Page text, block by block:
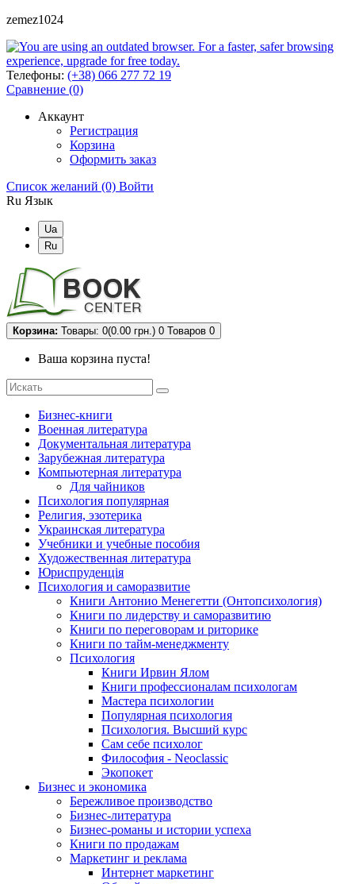
zemez1024
Телефоны: (+38) 066 277 72 19
Сравнение (0)
Аккаунт
Регистрация
Корзина
Оформить заказ
Список желаний (0) Войти
Ru Язык
Ua
Ru
Корзина: Товары: 0(0.00 грн.) 0 Товаров 0
Ваша корзина пуста!
Бизнес-книги
Военная литература
Документальная литература
Зарубежная литература
Компьютерная литература
Для чайников
Психология популярная
Религия, эзотерика
Украинская литература
Учебники и учебные пособия
Художественная литература
Юриспруденція
Психология и саморазвитие
Книги Антонио Менегетти (Онтопсихология)
Книги по лидерству и саморазвитию
Книги по переговорам и риторике
Книги по тайм-менеджменту
Психология
Книги Ирвин Ялом
Книги профессионалам психологам
Мастера психологии
Популярная психология
Психология. Высший курс
Сам себе психолог
Философия - Neoclassic
Экопокет
Бизнес и экономика
Бережливое производство
Бизнес-литература
Бизнес-романы и истории успеха
Книги по продажам
Маркетинг и реклама
Интернет маркетинг